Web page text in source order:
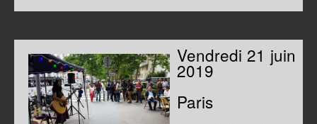
Vendredi 21 juin
2019
Paris